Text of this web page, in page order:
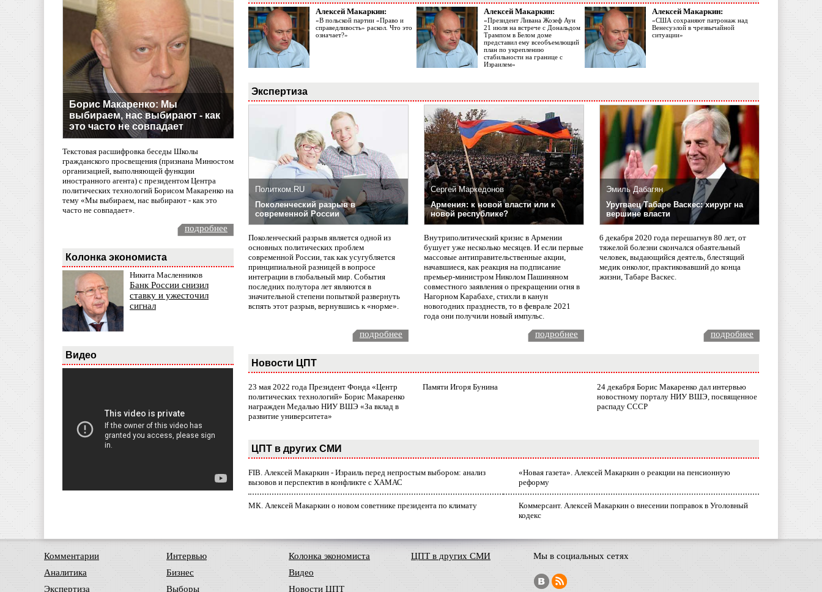
Борис Макаренко: Мы
выбираем, нас выбирают - как
это часто не совпадает
Текстовая расшифровка беседы Школы
гражданского просвещения (признана Минюстом
организацией, выполняющей функции
иностранного агента) с президентом Центра
политических технологий Борисом Макаренко на
тему «Мы выбираем, нас выбирают - как это
часто не совпадает».
подробнее
Колонка экономиста
Никита Масленников
Банк России снизил
ставку и ужесточил
сигнал
Видео
Алексей Макаркин:
«В польской партии «Право и
справедливость» раскол. Что это
означает?»
Алексей Макаркин:
«Президент Ливана Жозеф Аун
21 июля на встрече с Дональдом
Трампом в Белом доме
представил ему всеобъемлющий
план по укреплению
стабильности на границе с
Израилем»
Алексей Макаркин:
«США сохраняют патронаж над
Венесуэлой в чрезвычайной
ситуации»
Экспертиза
Политком.RU
Поколенческий разрыв в
современной России
Поколенческий разрыв является одной из
основных политических проблем
современной России, так как усугубляется
принципиальной разницей в вопросе
интеграции в глобальный мир. События
последних полутора лет являются в
значительной степени попыткой развернуть
вспять этот разрыв, вернувшись к «норме».
Сергей Маркедонов
Армения: к новой власти или к
новой республике?
Внутриполитический кризис в Армении
бушует уже несколько месяцев. И если первые
массовые антиправительственные акции,
начавшиеся, как реакция на подписание
премьер-министром Николом Пашиняном
совместного заявления о прекращении огня в
Нагорном Карабахе, стихли в канун
новогодних празднеств, то в феврале 2021
года они получили новый импульс.
Эмиль Дабагян
Уругваец Табаре Васкес: хирург на
вершине власти
6 декабря 2020 года перешагнув 80 лет, от
тяжелой болезни скончался обаятельный
человек, выдающийся деятель, блестящий
медик онколог, практиковавший до конца
жизни, Табаре Васкес.
подробнее подробнее подробнее
Новости ЦПТ
23 мая 2022 года Президент Фонда «Центр
политических технологий» Борис Макаренко
награжден Медалью НИУ ВШЭ «За вклад в
развитие университета»
Памяти Игоря Бунина
24 декабря Борис Макаренко дал интервью
новостному порталу НИУ ВШЭ, посвященное
распаду СССР
ЦПТ в других СМИ
FIB. Алексей Макаркин - Израиль перед непростым выбором: анализ
вызовов и перспектив в конфликте с ХАМАС
«Новая газета». Алексей Макаркин о реакции на пенсионную
реформу
МК. Алексей Макаркин о новом советнике президента по климату
Коммерсант. Алексей Макаркин о внесении поправок в Уголовный
кодекс
Комментарии
Аналитика
Экспертиза
Интервью
Бизнес
Выборы
Колонка экономиста
Видео
Новости ЦПТ
ЦПТ в других СМИ Мы в социальных сетях